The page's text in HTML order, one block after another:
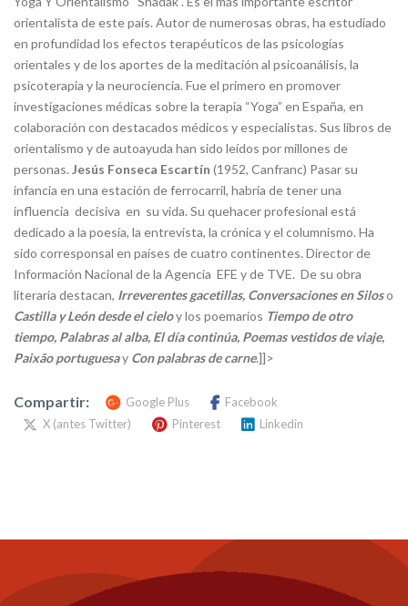
orientalista de este país. Autor de numerosas obras, ha estudiado
en profundidad los efectos terapéuticos de las psicologías
orientales y de los aportes de la meditación al psicoanálisis, la
psicoterapia y la neurociencia. Fue el primero en promover
investigaciones médicas sobre la terapia “Yoga” en España, en
colaboración con destacados médicos y especialistas. Sus libros de
orientalismo y de autoayuda han sido leídos por millones de
personas. Jesús Fonseca Escartín (1952, Canfranc) Pasar su
infancia en una estación de ferrocarril, habría de tener una
influencia decisiva en su vida. Su quehacer profesional está
dedicado a la poesía, la entrevista, la crónica y el columnismo. Ha
sido corresponsal en países de cuatro continentes. Director de
Información Nacional de la Agencia EFE y de TVE. De su obra
literaria destacan, Irreverentes gacetillas, Conversaciones en Siloso
Castilla y León desde el cieloy los poemarios Tiempo de otro
tiempo, Palabras al alba, El día continúa, Poemas vestidos de viaje,
Paixão portuguesay Con palabras de carne.]]>
Compartir: Google Plus
Facebook
X (antes Twitter)
Pinterest Linkedin